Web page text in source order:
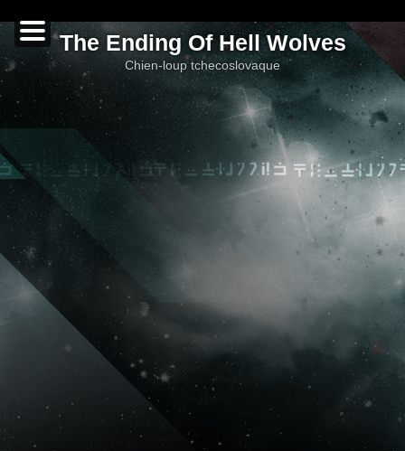
The Ending Of Hell Wolves
chien-loup tchecoslovaque